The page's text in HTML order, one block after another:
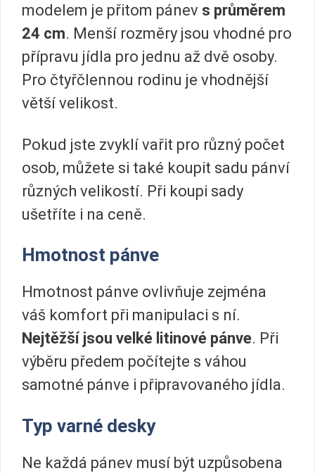
modelem je přitom pánev s průměrem
24 cm. Menší rozměry jsou vhodné pro
přípravu jídla pro jednu až dvě osoby.
Pro čtyřčlennou rodinu je vhodnější
větší velikost.
Pokud jste zvyklí vařit pro různý počet
osob, můžete si také koupit sadu pánví
různých velikostí. Při koupi sady
ušetříte i na ceně.
Hmotnost pánve
Hmotnost pánve ovlivňuje zejména
váš komfort při manipulaci s ní.
Nejtěžší jsou velké litinové pánve. Při
výběru předem počítejte s váhou
samotné pánve i připravovaného jídla.
Typ varné desky
Ne každá pánev musí být uzpůsobena